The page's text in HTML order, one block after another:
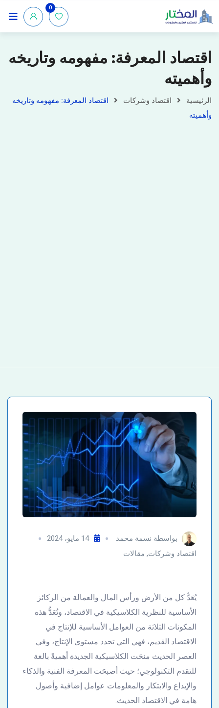
0
اقتصاد المعرفة: مفهومه وتاريخه
وأهميته
الرئيسية اقتصاد وشركات
اقتصاد المعرفة: مفهومه وتاريخه
وأهميته
بواسطة نسمة محمد
14 مايو، 2024
اقتصاد وشركات, مقالات
يُعَدُّ كل من الأرض ورأس المال والعمالة من الركائز
الأساسية للنظرية الكلاسيكية في الاقتصاد، وتُعَدُّ هذه
المكونات الثلاثة من العوامل الأساسية للإنتاج في
الاقتصاد القديم، فهي التي تحدد مستوى الإنتاج، وفي
العصر الحديث منحَت الكلاسيكية الجديدة أهميةً بالغة
للتقدم التكنولوجي؛ حيث أصبحَت المعرفة الفنية والذكاء
والإبداع والابتكار والمعلومات عوامل إضافية وأصول
هامة في الاقتصاد الحديث.